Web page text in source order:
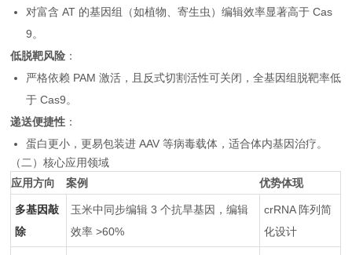
对富含 AT 的基因组（如植物、寄生虫）编辑效率显著高于 Cas
9。
低脱靶风险 ：
严格依赖 PAM 激活，且反式切割活性可关闭，全基因组脱靶率低
于 Cas9。
递送便捷性 ：
蛋白更小，更易包装进 AAV 等病毒载体，适合体内基因治疗。
（二）核心应用领域
应用方向
案例 优势体现
多基因敲
除
玉米中同步编辑 3 个抗旱基因，编辑
效率 >60%
crRNA 阵列简
化设计